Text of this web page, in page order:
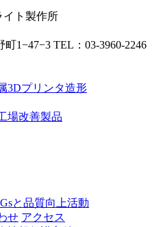
イト製作所
町1−47−3 TEL：03-3960-2246
3Dプリンタ造形
場改善製品
と品質向上活動
せ アクセス